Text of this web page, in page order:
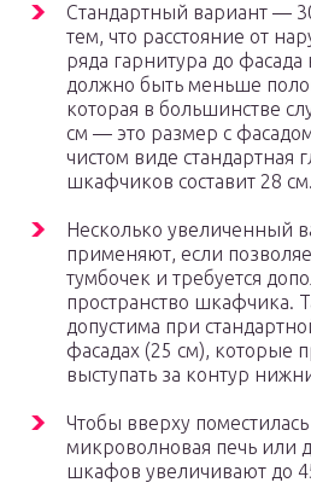
Стандартный вариант —
тем, что расстояние от
ряда гарнитура до
должно быть меньше
которая в большинстве
см — это размер с
чистом виде стандартная
шкафчиков составит 28 см.
Несколько увеличенный
применяют, если
тумбочек и требуется
пространство шкафчика.
допустима при
фасадах (25 см), которые
выступать за контур
Чтобы вверху
микроволновая печь или
шкафов увеличивают до